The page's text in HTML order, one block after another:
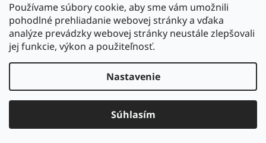
Používame súbory cookie, aby sme vám umožnili
pohodlné prehliadanie webovej stránky a vďaka
analýze prevádzky webovej stránky neustále zlepšovali
jej funkcie, výkon a použiteľnosť.
Nastavenie
Súhlasím
vyhradené.